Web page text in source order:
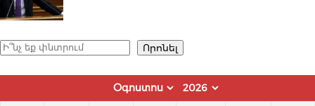
Որոնել Որոնել